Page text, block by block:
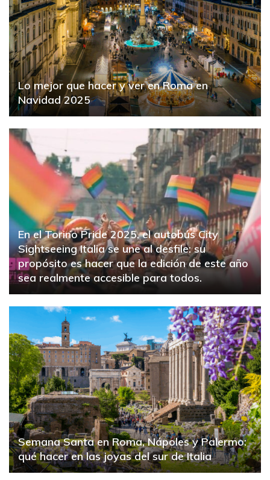
Lo mejor que hacer y ver en Roma en
Navidad 2025
En el Torino Pride 2025, el autobús City
Sightseeing Italia se une al desfile: su
propósito es hacer que la edición de este año
sea realmente accesible para todos.
Semana Santa en Roma, Nápoles y Palermo:
qué hacer en las joyas del sur de Italia